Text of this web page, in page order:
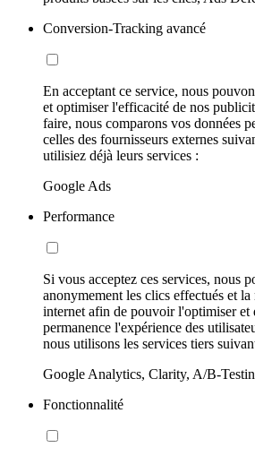
Conversion-Tracking avancé
En acceptant ce service, nous
et optimiser l'efficacité de nos
faire, nous comparons vos données
celles des fournisseurs externes
utilisiez déjà leurs services :
Google Ads
Performance
Si vous acceptez ces services, nous
anonymement les clics effectués et
internet afin de pouvoir l'optimiser et
permanence l'expérience des
nous utilisons les services tiers
Google Analytics, Clarity, A/B-
Fonctionnalité